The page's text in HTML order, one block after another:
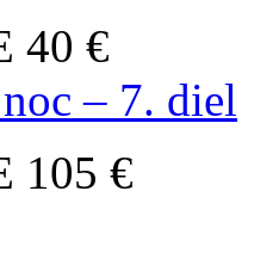
40 €
– 7. diel
105 €